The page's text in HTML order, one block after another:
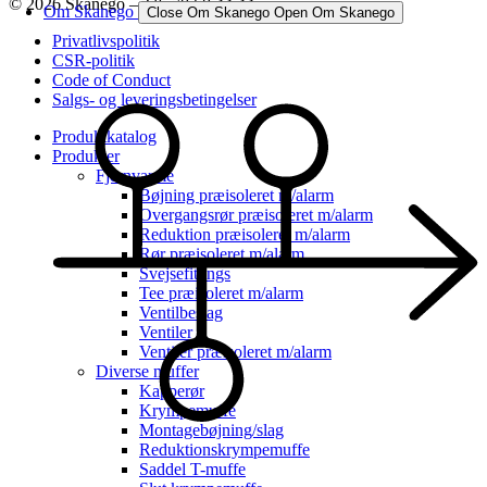
Om Skanego Close Om Skanego Open Om Skanego
Privatlivspolitik
CSR-politik
Code of Conduct
Salgs- og leveringsbetingelser
Produktkatalog
Produkter
Fjernvarme
Bøjning præisoleret m/alarm
Overgangsrør præisoleret m/alarm
Reduktion præisoleret m/alarm
Rør præisoleret m/alarm
Svejsefittings
Tee præisoleret m/alarm
Ventilbeslag
Ventiler
Ventiler præisoleret m/alarm
Diverse muffer
Kapperør
Krympemuffe
Montagebøjning/slag
Reduktionskrympemuffe
Saddel T-muffe